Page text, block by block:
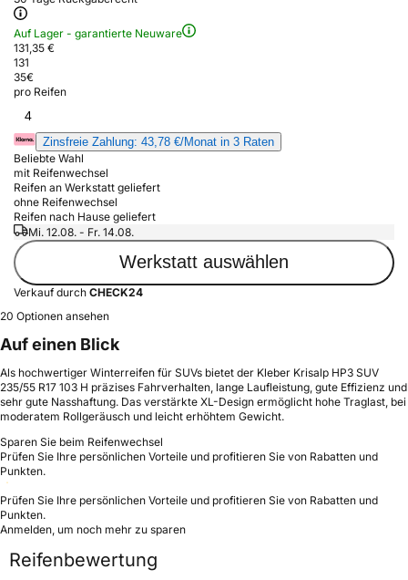
Auf Lager - garantierte Neuware
131,35 €
131
35€
pro Reifen
4
Zinsfreie Zahlung: 43,78 €/Monat in 3 Raten
Beliebte Wahl
mit Reifenwechsel
Reifen an Werkstatt geliefert
ohne Reifenwechsel
Reifen nach Hause geliefert
Mi. 12.08. - Fr. 14.08.
Werkstatt auswählen
Verkauf durch CHECK24
20 Optionen ansehen
Auf einen Blick
Als hochwertiger Winterreifen für SUVs bietet der Kleber Krisalp HP3 SUV
235/55 R17 103 H präzises Fahrverhalten, lange Laufleistung, gute Effizienz und
sehr gute Nasshaftung. Das verstärkte XL-Design ermöglicht hohe Traglast, bei
moderatem Rollgeräusch und leicht erhöhtem Gewicht.
Sparen Sie beim Reifenwechsel
Prüfen Sie Ihre persönlichen Vorteile und profitieren Sie von Rabatten und
Punkten.
Prüfen Sie Ihre persönlichen Vorteile und profitieren Sie von Rabatten und
Punkten.
Anmelden, um noch mehr zu sparen
Reifenbewertung